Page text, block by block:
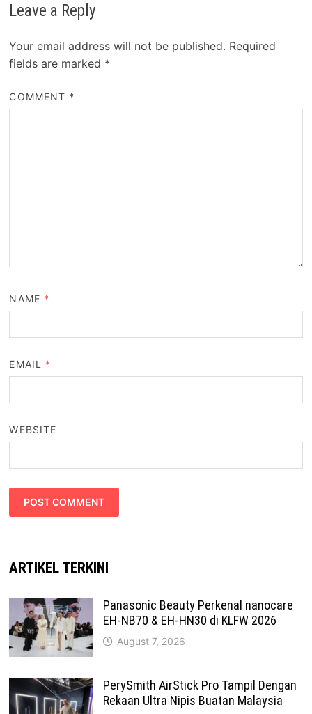
Leave a Reply
Your email address will not be published. Required
fields are marked *
COMMENT *
NAME *
EMAIL *
WEBSITE
ARTIKEL TERKINI
Panasonic Beauty Perkenal nanocare
EH-NB70 & EH-HN30 di KLFW 2026
August 7, 2026
PerySmith AirStick Pro Tampil Dengan
Rekaan Ultra Nipis Buatan Malaysia